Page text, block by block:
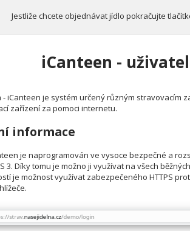
Jestliže chcete objednávat jídlo pokračujte
iCanteen -
- iCanteen je systém určený různým stravovacím
zařízení za pomoci internetu.
informace
je naprogramován ve vysoce bezpečné a
3. Díky tomu je možno ji využívat na všech
je možnost využívat zabezpečeného HTTPS